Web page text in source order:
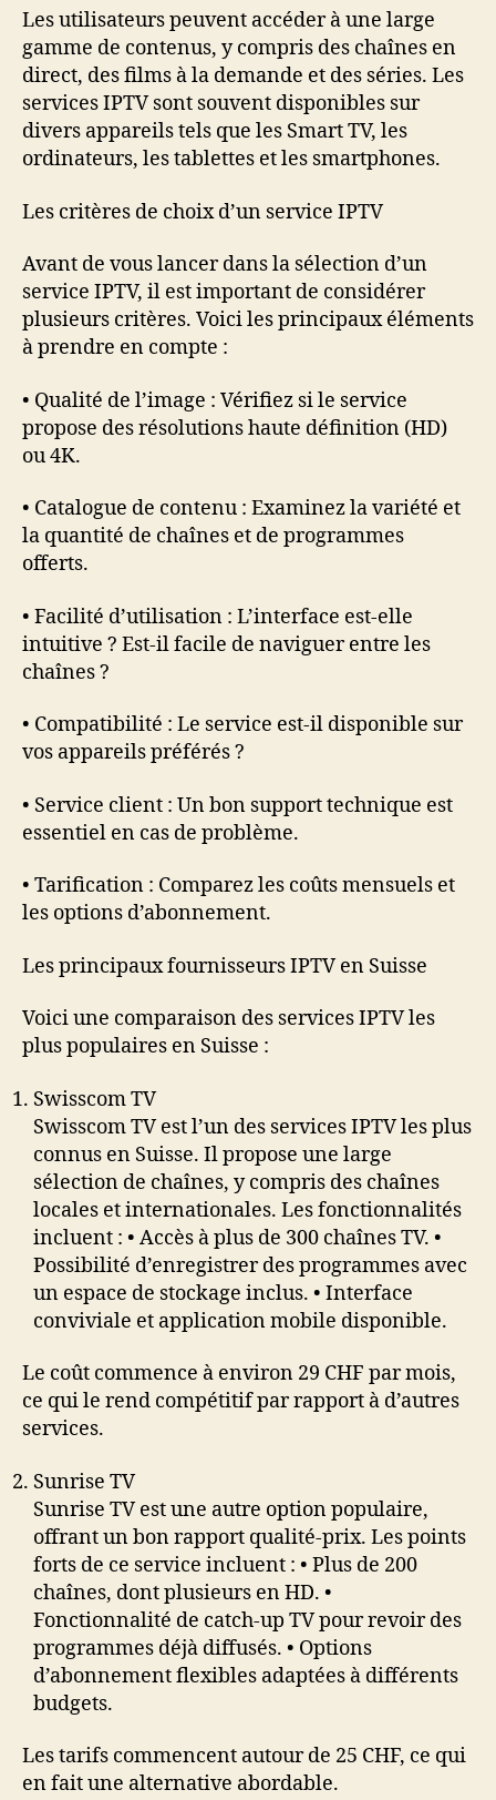
Les utilisateurs peuvent accéder à une large
gamme de contenus, y compris des chaînes en
direct, des films à la demande et des séries. Les
services IPTV sont souvent disponibles sur
divers appareils tels que les Smart TV, les
ordinateurs, les tablettes et les smartphones.
Les critères de choix d’un service IPTV
Avant de vous lancer dans la sélection d’un
service IPTV, il est important de considérer
plusieurs critères. Voici les principaux éléments
à prendre en compte :
• Qualité de l’image : Vérifiez si le service
propose des résolutions haute définition (HD)
ou 4K.
• Catalogue de contenu : Examinez la variété et
la quantité de chaînes et de programmes
offerts.
• Facilité d’utilisation : L’interface est-elle
intuitive ? Est-il facile de naviguer entre les
chaînes ?
• Compatibilité : Le service est-il disponible sur
vos appareils préférés ?
• Service client : Un bon support technique est
essentiel en cas de problème.
• Tarification : Comparez les coûts mensuels et
les options d’abonnement.
Les principaux fournisseurs IPTV en Suisse
Voici une comparaison des services IPTV les
plus populaires en Suisse :
Swisscom TV
Swisscom TV est l’un des services IPTV les plus
connus en Suisse. Il propose une large
sélection de chaînes, y compris des chaînes
locales et internationales. Les fonctionnalités
incluent : • Accès à plus de 300 chaînes TV. •
Possibilité d’enregistrer des programmes avec
un espace de stockage inclus. • Interface
conviviale et application mobile disponible.
Le coût commence à environ 29 CHF par mois,
ce qui le rend compétitif par rapport à d’autres
services.
Sunrise TV
Sunrise TV est une autre option populaire,
offrant un bon rapport qualité-prix. Les points
forts de ce service incluent : • Plus de 200
chaînes, dont plusieurs en HD. •
Fonctionnalité de catch-up TV pour revoir des
programmes déjà diffusés. • Options
d’abonnement flexibles adaptées à différents
budgets.
Les tarifs commencent autour de 25 CHF, ce qui
en fait une alternative abordable.